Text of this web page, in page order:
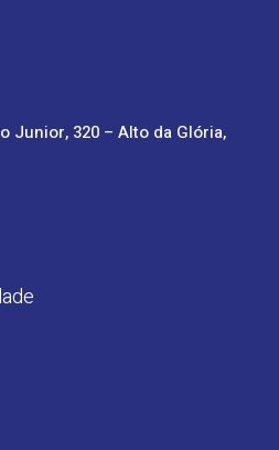
Junior, 320 – Alto da Glória,